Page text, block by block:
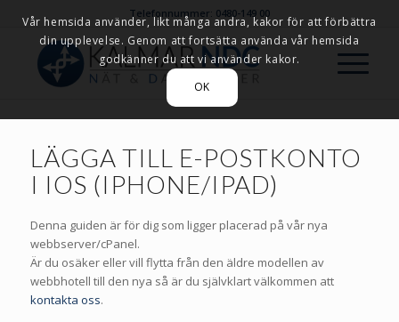
Telefonnummer: 0480-149 00
LÄGGA TILL E-POSTKONTO
I IOS (IPHONE/IPAD)
Denna guiden är för dig som ligger placerad på vår nya
webbserver/cPanel.
Är du osäker eller vill flytta från den äldre modellen av
webbhotell till den nya så är du självklart välkommen att
kontakta oss.
Vår hemsida använder, likt många andra, kakor för att förbättra
din upplevelse. Genom att fortsätta använda vår hemsida
godkänner du att vi använder kakor.
OK